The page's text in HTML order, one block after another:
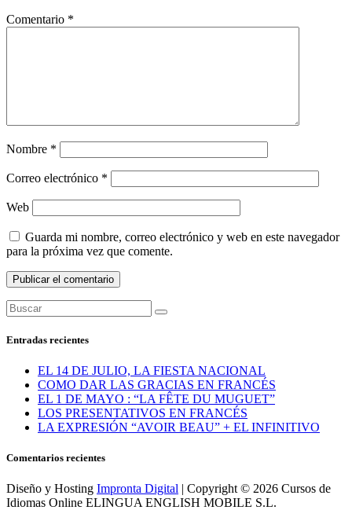
Comentario *
Nombre *
Correo electrónico *
Web
Guarda mi nombre, correo electrónico y web en este navegador
para la próxima vez que comente.
Entradas recientes
EL 14 DE JULIO, LA FIESTA NACIONAL
COMO DAR LAS GRACIAS EN FRANCÉS
EL 1 DE MAYO : “LA FÊTE DU MUGUET”
LOS PRESENTATIVOS EN FRANCÉS
LA EXPRESIÓN “AVOIR BEAU” + EL INFINITIVO
Comentarios recientes
Diseño y Hosting Impronta Digital | Copyright © 2026 Cursos de
Idiomas Online ELINGUA ENGLISH MOBILE S.L.